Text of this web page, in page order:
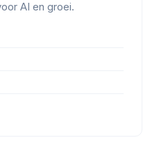
AI en groei.